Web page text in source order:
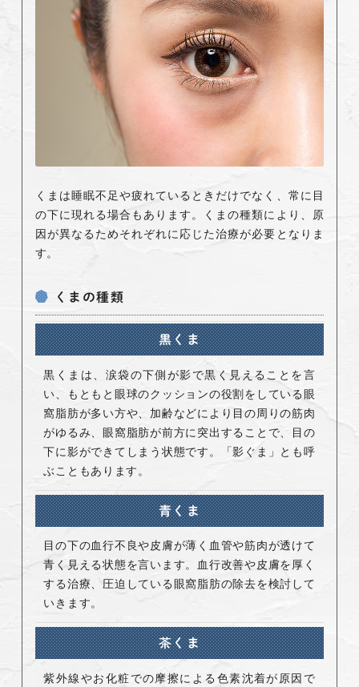
くまは睡眠不足や疲れているときだけでなく、常に目
の下に現れる場合もあります。くまの種類により、原
因が異なるためそれぞれに応じた治療が必要となりま
す。
くまの種類
黒くま
黒くまは、涙袋の下側が影で黒く見えることを言
い、もともと眼球のクッションの役割をしている眼
窩脂肪が多い方や、加齢などにより目の周りの筋肉
がゆるみ、眼窩脂肪が前方に突出することで、目の
下に影ができてしまう状態です。「影ぐま」とも呼
ぶこともあります。
青くま
目の下の血行不良や皮膚が薄く血管や筋肉が透けて
青く見える状態を言います。血行改善や皮膚を厚く
する治療、圧迫している眼窩脂肪の除去を検討して
いきます。
茶くま
紫外線やお化粧での摩擦による色素沈着が原因で